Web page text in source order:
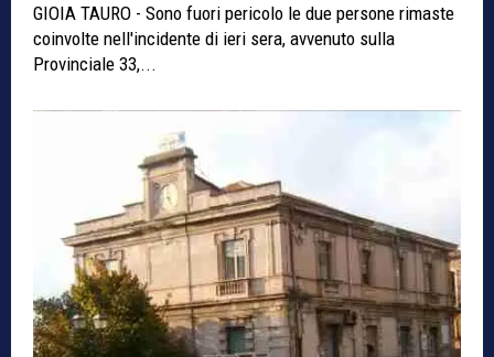
GIOIA TAURO - Sono fuori pericolo le due persone rimaste
coinvolte nell'incidente di ieri sera, avvenuto sulla
Provinciale 33,...